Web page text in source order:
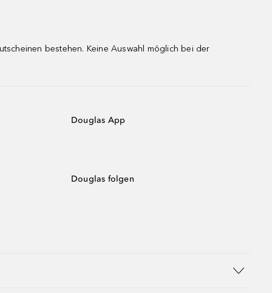
bestehen. Keine Auswahl möglich bei der
Douglas App
Douglas folgen